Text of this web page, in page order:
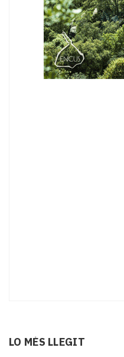
LO MÉS LLEGIT